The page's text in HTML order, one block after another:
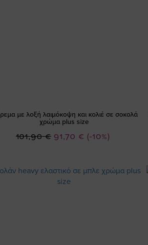
με λοξή λαιμόκοψη και κολιέ σε σοκολά
χρώμα plus size
(-10%)
Ειδική
91,70 €
101,90 €